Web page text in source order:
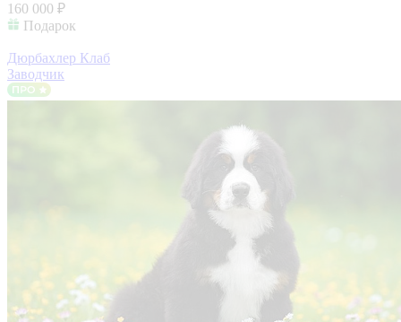
160 000 ₽
Подарок
Дюрбахлер Клаб
Заводчик